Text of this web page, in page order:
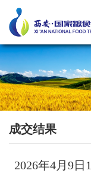
成交结果
2026年4月9